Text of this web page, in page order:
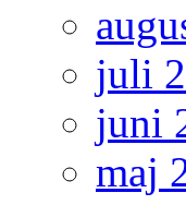
juli
juni
maj